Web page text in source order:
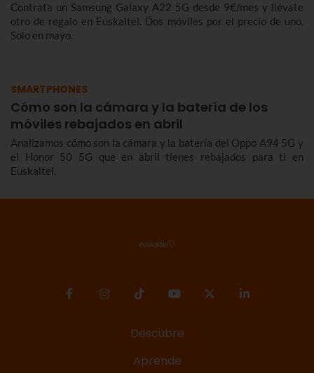
Contrata un Samsung Galaxy A22 5G desde 9€/mes y llévate
otro de regalo en Euskaltel. Dos móviles por el precio de uno.
Solo en mayo.
SMARTPHONES
Cómo son la cámara y la batería de los
móviles rebajados en abril
Analizamos cómo son la cámara y la batería del Oppo A94 5G y
el Honor 50 5G que en abril tienes rebajados para ti en
Euskaltel.
Descubre
Aprende